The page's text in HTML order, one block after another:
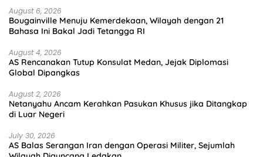
August 6, 2026
Bougainville Menuju Kemerdekaan, Wilayah dengan 21
Bahasa Ini Bakal Jadi Tetangga RI
August 4, 2026
AS Rencanakan Tutup Konsulat Medan, Jejak Diplomasi
Global Dipangkas
August 2, 2026
Netanyahu Ancam Kerahkan Pasukan Khusus jika Ditangkap
di Luar Negeri
July 30, 2026
AS Balas Serangan Iran dengan Operasi Militer, Sejumlah